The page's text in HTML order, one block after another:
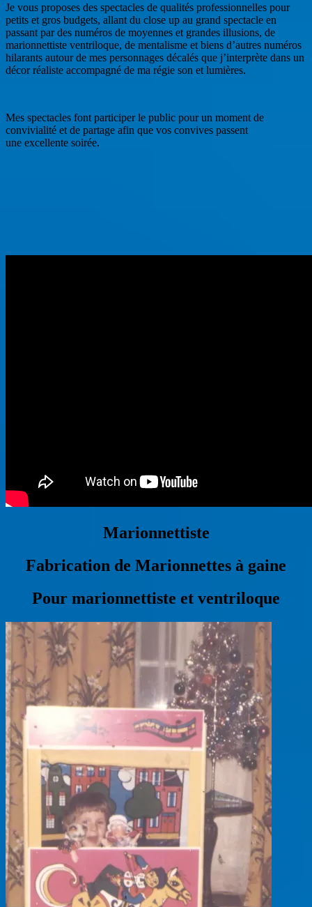
Je vous proposes des spectacles de qualités professionnelles pour
petits et gros budgets, allant du close up au grand spectacle en
passant par des numéros de moyennes et grandes illusions, de
marionnettiste ventriloque, de mentalisme et biens d’autres numéros
hilarants autour de mes personnages décalés que j’interprète dans un
décor réaliste accompagné de ma régie son et lumières.
Mes spectacles font participer le public pour un moment de
convivialité et de partage afin que vos convives passent
une excellente soirée.
Marionnettiste
Fabrication de Marionnettes à gaine
Pour marionnettiste et ventriloque